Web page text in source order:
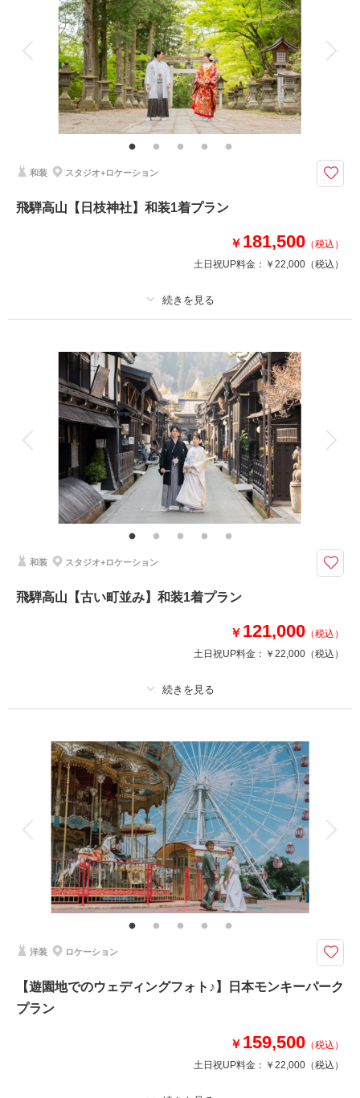
アルバム データ 100 カット 台紙付写真
衣装追加 会食 挙式
家族と撮影 家族用衣装レンタル ペットと撮影
高山の古い町並みでのロケーションと元老舗旅館の館内。ここならではの写
真が残せるフォトプラン。
創業宝暦四年の老舗旅館「長瀬」。飛騨高山を代表する老舗旅館として知ら
れた長瀬をリニューアルしたNAGASEのチャペル等館内での撮影と古い町
撮影日の空き
和装 スタジオ+ロケーション
飛騨高山【日枝神社】和装1着プラン
￥ 181,500 （税込）
土日祝UP料金： ￥22,000 （税込）
撮影料 新郎衣装1着
着付け ヘアメイク 小物一式
アルバム データ 50 カット 台紙付写真
衣装追加 会食 挙式
家族用衣装レンタル ペットと撮影
日枝神社でのロケーションと元老舗旅館の館内。ここならではの写真が残せ
るフォトプラン。
「君の名は。」の宮水神社のモデルとして主に知られる「 日枝神社（ひえ
そんな日枝神社と創業170年を超す老舗旅館だった長瀬の館内でのウェディ
ングフォトプラン。
和装1着、ヘアメイク、着付け、撮影料込
撮影日の空き
を確認する
和装 スタジオ+ロケーション
飛騨高山【古い町並み】和装1着プラン
￥ 121,000 （税込）
土日祝UP料金： ￥22,000 （税込）
撮影料 新婦衣装1着 新郎衣装1着
着付け ヘアメイク 小物一式
アルバム データ 50 カット 台紙付写真
衣装追加 会食 挙式
家族と撮影 家族用衣装レンタル ペットと撮影
高山の古い町並みでのロケーションと元老舗旅館の館内。ここならではの写
真が残せるフォトプラン。
1700年頃に造り酒屋として創業した長瀬。旅館としての歴史は長く、1754
年から始まり、飛騨高山を代表する老舗旅館として知られました。
洋装 ロケーション
【遊園地でのウェディングフォト♪】日本モンキーパーク
プラン
￥ 159,500 （税込）
土日祝UP料金： ￥22,000 （税込）